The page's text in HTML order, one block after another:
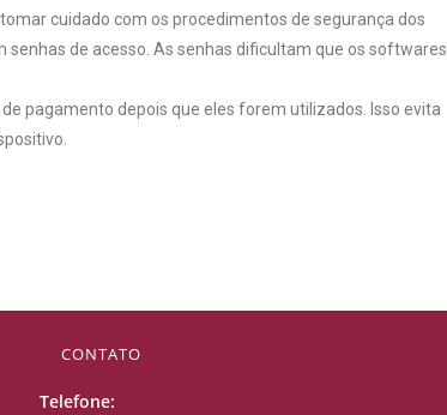
cuidado com os procedimentos de segurança dos
de acesso. As senhas dificultam que os softwares
pagamento depois que eles forem utilizados. Isso evita
CONTATO
Telefone: